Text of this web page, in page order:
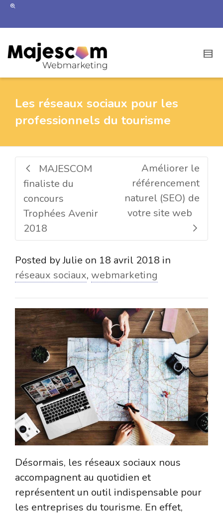
Les réseaux sociaux pour les
professionnels du tourisme
MAJESCOM
finaliste du
concours
Trophées Avenir
2018
Améliorer le
référencement
naturel (SEO) de
votre site web
Posted byJulie on 18 avril 2018 in
réseaux sociaux, webmarketing
Désormais, les réseaux sociaux nous
accompagnent au quotidien et
représentent un outil indispensable pour
les entreprises du tourisme. En effet,